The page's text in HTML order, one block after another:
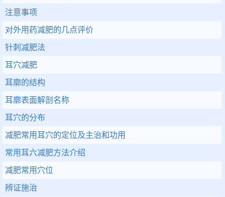
注意事项
对外用药减肥的几点评价
针刺减肥法
耳穴减肥
耳廓的结构
耳廓表面解剖名称
耳穴的分布
减肥常用耳穴的定位及主治和功用
常用耳六减肥方法介绍
减肥常用穴位
辨证施治